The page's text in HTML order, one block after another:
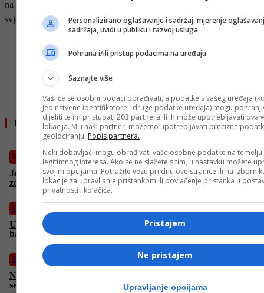
na Britanskom salonu automobila, događaju koji okuplja vodeće
svjetske proizvođače i entuzijaste iz cijelog sektora.
Pročitajte još
Magazin
Jedna navika u sedamdesetima pomaže očuvati bistrinu i
zdravlje uma
Magazin
U potrazi ste za laganim voćnim desertom? Torta od jagoda i
badema je idealna ljetna poslastica
Magazin
Nevjerovatno otkriće: Nauka potvrdila da psi tačno znaju kako
se osjećate
Personalizirano oglašavanje i sadržaj, mjerenje
sadržaja, uvidi u publiku i razvoj usluga
Pohrana i/ili pristup podacima na uređaju
Saznajte više
Vaši će se osobni podaci obrađivati, a podatke s vašeg uređaja
jedinstvene identifikatore i druge podatke uređaja) mogu
dijeliti te im pristupati 203 partnera ili ih može upotrebljavati ova
lokacija. Mi i naši partneri možemo upotrebljavati precizne
geolociranju. Popis partnera.
Neki dobavljači mogu obrađivati vaše osobne podatke na temelju
legitimnog interesa. Ako se ne slažete s tim, u nastavku možete
svojim opcijama. Potražite vezu pri dnu ove stranice ili na
lokacije za upravljanje pristankom ili povlačenje pristanka u
privatnosti i kolačića.
Pristajem
Ne pristajem
Upravljanje opcijama